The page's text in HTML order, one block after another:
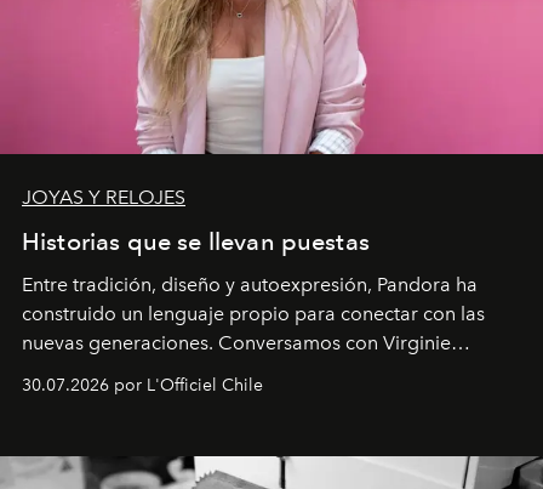
JOYAS Y RELOJES
Historias que se llevan puestas
Entre tradición, diseño y autoexpresión, Pandora ha
construido un lenguaje propio para conectar con las
nuevas generaciones. Conversamos con Virginie
Latinoamérica, sobre identidad, cultura y el valor
30.07.2026 por L'Officiel Chile